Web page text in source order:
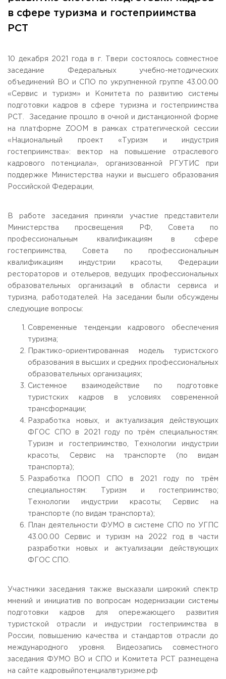
Работа с лицами с ОВЗ и инвалидами
Контакты
Научная деятельность
Дополнительное образование
Федеральный ресурсный центр
Федеральное учебно-методическое объединение в
системе ВО
Федеральное учебно-методическое объединение в
системе СПО
Профком
Конкурс ППС
Сведения об образовательной
141221, Московская обл., Городской округ
Пушкинский,
пгт. Черкизово,
ТЕЛЕФОНЫ
+7 (495) 940 83 00
+7 (495) 940 83 58 - Приемная комиссия
E-MAIL
info@rguts.ru
obrashenia@rguts.ru
priem@rguts.ru - Приемная комиссия
ГРАФИК И РЕЖИМ РАБОТЫ
сб-вс: выходной
Приемная комиссия
сб: с 10:00 до 15:30;
вс: выходной.
в сфере туризма и гостеприимства
РСТ
10 декабря 2021 года в г. Твери состоялось совместное
заседание Федеральных учебно-методических
объединений ВО и СПО по укрупненной группе 43.00.00
«Сервис и туризм» и Комитета по развитию системы
подготовки кадров в сфере туризма и гостеприимства
РСТ. Заседание прошло в очной и дистанционной форме
на платформе ZOOM в рамках стратегической сессии
«Национальный проект «Туризм и индустрия
гостеприимства»: вектор на повышение отраслевого
кадрового потенциала», организованной РГУТИС при
поддержке Министерства науки и высшего образования
Российской Федерации,
В работе заседания приняли участие представители
Министерства просвещения РФ, Совета по
профессиональным квалификациям в сфере
гостеприимства, Совета по профессиональным
квалификациям индустрии красоты, Федерации
рестораторов и отельеров, ведущих профессиональных
образовательных организаций в области сервиса и
туризма, работодателей. На заседании были обсуждены
следующие вопросы:
Современные тенденции кадрового обеспечения
туризма;
Практико-ориентированная модель туристского
образования в высших и средних профессиональных
образовательных организациях;
Системное взаимодействие по подготовке
туристских кадров в условиях современной
трансформации;
Разработка новых, и актуализация действующих
ФГОС СПО в 2021 году по трём специальностям:
Туризм и гостеприимство, Технологии индустрии
красоты, Сервис на транспорте (по видам
транспорта);
Разработка ПООП СПО в 2021 году по трём
специальностям: Туризм и гостеприимство;
Технологии индустрии красоты; Сервис на
транспорте (по видам транспорта);
План деятельности ФУМО в системе СПО по УГПС
43.00.00 Сервис и туризм на 2022 год в части
разработки новых и актуализации действующих
ФГОС СПО.
Участники заседания также высказали широкий спектр
мнений и инициатив по вопросам модернизации системы
подготовки кадров для опережающего развития
туристской отрасли и индустрии гостеприимства в
России, повышению качества и стандартов отрасли до
международного уровня. Видеозапись совместного
заседания ФУМО ВО и СПО и Комитета РСТ размещена
на сайте кадровыйпотенциалвтуризме.рф